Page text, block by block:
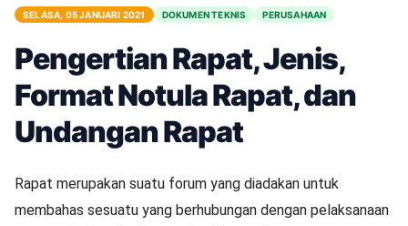
SELASA, 05 JANUARI 2021 DOKUMEN TEKNIS PERUSAHAAN
Pengertian Rapat, Jenis,
Format Notula Rapat, dan
Undangan Rapat
Rapat merupakan suatu forum yang diadakan untuk
membahas sesuatu yang berhubungan dengan pelaksanaan